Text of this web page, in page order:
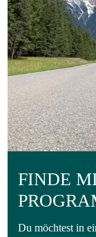
FINDE
Du möchtest in